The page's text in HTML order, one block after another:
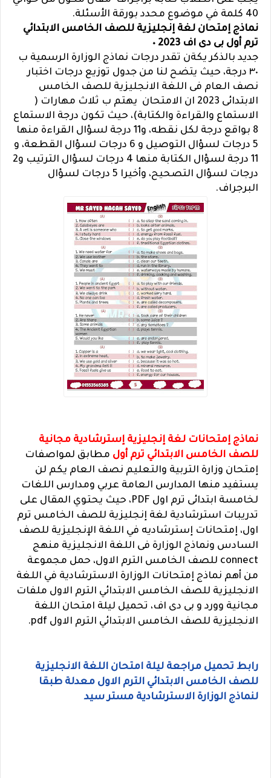
40 كلمة في موضوع محدد بورقة الأسئلة.
نماذج إمتحان لغة إنجليزية للصف الخامس الابتدائي
ترم أول بى دى اف 2023 ٠
جديد بالذكر يكةن تقدر درجات نماذج الوزارة الرسمية ب
٣٠ درجة، حيث يتضح لنا من جدول توزيع درجات اختبار
نصف العام فى اللغة الانجليزية للصف الخامس
الابتدائى 2023 ان الامتحان يهتم ب ثلاث مهارات (
الاستماع والقراءة والكتابة)، حيث تكون درجة الاستماع
8 بواقع درجة لكل نقطه، و11 درجة لسؤال القراءة منها
5 درجات لسؤال التوصيل و 6 درجات لسؤال القطعة، و
11 درجة لسؤال الكتابة منها 4 درجات لسؤال الترتيب و2
درجات لسؤال التصحيح، وأخيرا 5 درجات لسؤال
البرجراف.
نماذج إمتحانات لغة إنجليزية إسترشادية مجانية
للصف الخامس الابتدائي ترم أول مطابق لمواصفات
إمتحان وزارة التربية والتعليم نصف العام يكم لن
يستفيد منها المدارس العامة عربي ومدارس اللغات
لخامسة ابتدائى ترم اول PDF، حيث يحتوي المقال على
تدريبات استرشادية لغة إنجليزية للصف الخامس ترم
اول، إمتحانات إسترشاديه في اللغة الإنجليزية للصف
السادس ونماذج الوزارة فى اللغة الانجليزية منهج
connect للصف الخامس الترم الاول، حمل مجموعة
من أهم نماذج إمتحانات الوزارة الاسترشادية في اللغة
الانجليزية للصف الخامس الابتدائي الترم الاول ملفات
مجانية وورد و بى دى اف، تحميل ليلة امتحان اللغة
الانجليزية للصف الخامس الابتدائي الترم الاول pdf.
رابط تحميل مراجعة ليلة امتحان اللغة الانجليزية
للصف الخامس الابتدائي الترم الاول معدلة طبقا
لنماذج الوزارة الاسترشادية مستر سيد